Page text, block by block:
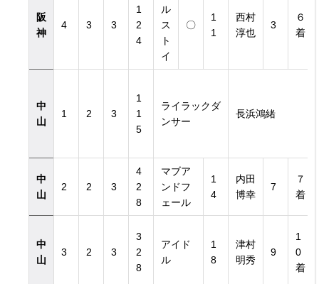
阪
神
4 3 3
1
2
4
ル
ス
ト
イ
〇
1
1
西村
淳也
3
６
着
中
山
1 2 3
1
1
5
ライラックダ
ンサー
長浜鴻緒
中
山
2 2 3
4
2
8
マブア
ンドフ
ェール
1
4
内田
博幸
7
７
着
中
山
3 2 3
3
2
8
アイド
ル
1
8
津村
明秀
9
1
0
着